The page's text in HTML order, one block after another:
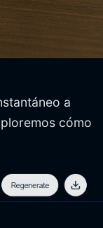
a
cómo